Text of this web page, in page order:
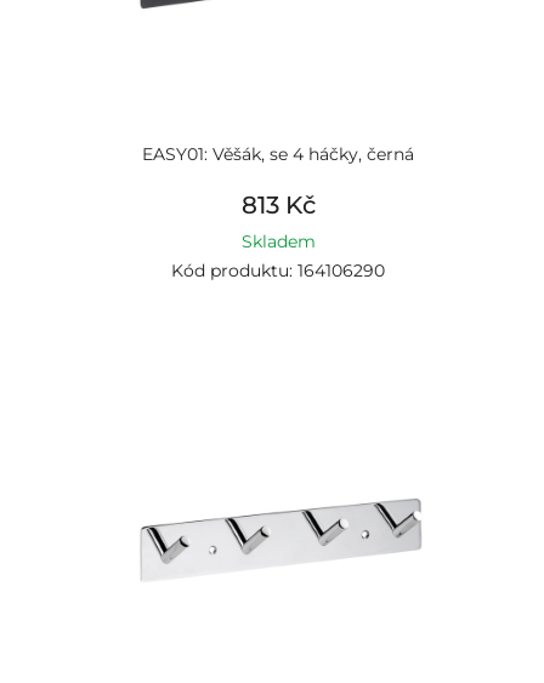
EASY01: Věšák, se 4 háčky, černá
813 Kč
Skladem
Kód produktu: 164106290